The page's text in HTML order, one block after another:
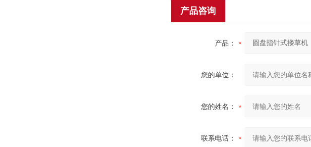
产品咨询
产品：
您的单位：
您的姓名：
联系电话：